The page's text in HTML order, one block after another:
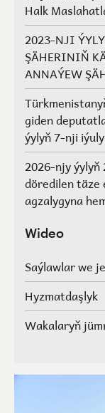
Halk
saýlawlary
2023-NJI
ŞÄHERINIŇ
ANNAÝEW
giden
ýylyň 7-nji
2026-njy
döredilen
agzalygyna
Wideo
Saýlawlar we
Hyzmatdaşlyk
Wakalaryň